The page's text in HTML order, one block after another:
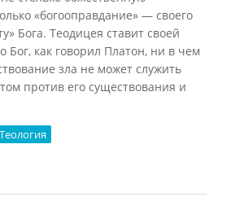
«богооправдание» — своего
Бога. Теодицея ставит своей
Бог, как говорил Платон, ни в чем
зла не может служить
против его существования и
Теология